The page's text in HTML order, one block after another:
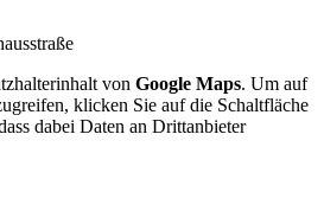
von Google Maps. Um auf
klicken Sie auf die Schaltfläche
dabei Daten an Drittanbieter